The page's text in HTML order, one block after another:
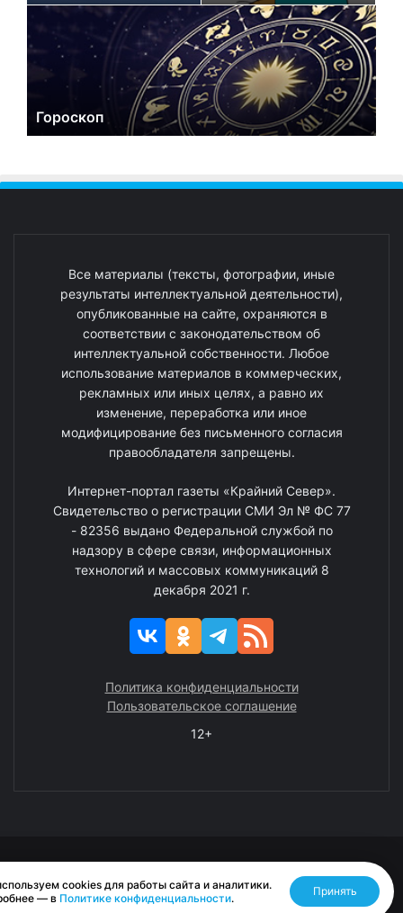
Гороскоп
Все материалы (тексты, фотографии, иные
результаты интеллектуальной деятельности),
опубликованные на сайте, охраняются в
соответствии с законодательством об
интеллектуальной собственности. Любое
использование материалов в коммерческих,
рекламных или иных целях, а равно их
изменение, переработка или иное
модифицирование без письменного согласия
правообладателя запрещены.
Интернет-портал газеты «Крайний Север».
Свидетельство о регистрации СМИ Эл № ФС 77
- 82356 выдано Федеральной службой по
надзору в сфере связи, информационных
технологий и массовых коммуникаций 8
декабря 2021 г.
Политика конфиденциальности
Пользовательское соглашение
12+
Разработано RASA
cookies для работы сайта и аналитики.
— в Политике конфиденциальности.
Принять